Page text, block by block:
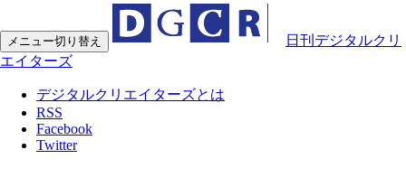
メニュー切り替え
日刊デジタルクリ
エイターズ
デジタルクリエイターズとは
RSS
Facebook
Twitter